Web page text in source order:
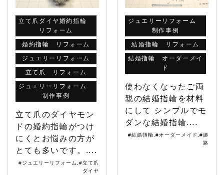
立て爪ダイヤ婚約指輪
リフォーム
婚約指輪 リフォーム
ジュエリーリフォーム
立て爪 リフォーム
ジュエリーリフォーム
制作事例
立て爪のダイヤモン
ドの婚約指輪がつけ
にくとお悩みの方が
とても多いです。....
#ジュエリーリフォーム #立て爪
ダイヤ
ジュエリーリフォーム
制作事例
結婚指輪 リフォーム
結婚指輪 オーダーメイ
ド
使わなくなったご両
親の結婚指輪を材料
にして シンプルでモ
ダンな結婚指輪....
#結婚指輪 #オーダーメイド #姫
路